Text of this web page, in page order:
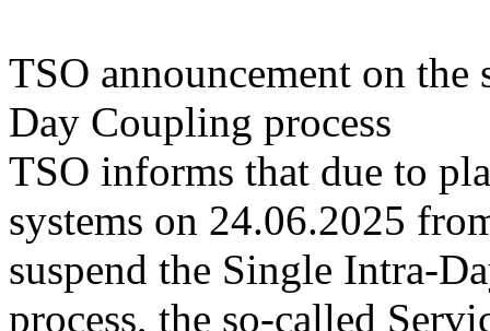
TSO announcement on
Day Coupling process
TSO informs that due to
systems on 24.06.2025
suspend the Single Intra-
process, the so-called